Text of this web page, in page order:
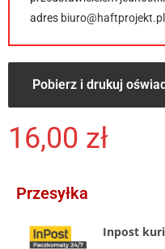
adres biuro@haftprojekt.pl
Pobierz i drukuj
16,00 zł
Przesyłka
Inpost